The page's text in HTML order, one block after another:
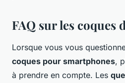
FAQ sur les coques
Lorsque vous vous
coques pour smartphones,
à prendre en compte. Les